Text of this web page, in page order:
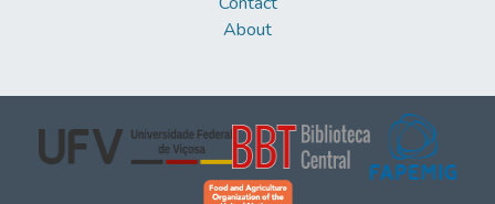
About